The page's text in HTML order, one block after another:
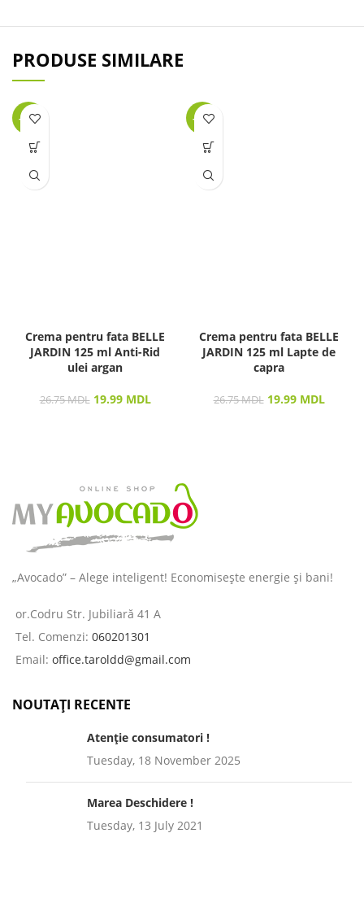
PRODUSE SIMILARE
-25%
Crema pentru fata BELLE
JARDIN 125 ml Anti-Rid
ulei argan
26.75MDL 19.99 MDL
-25%
Crema pentru fata BELLE
JARDIN 125 ml Lapte de
capra
26.75MDL 19.99 MDL
„Avocado” – Alege inteligent! Economisește energie și bani!
or.Codru Str. Jubiliară 41 A
Tel. Comenzi: 060201301
Email: office.taroldd@gmail.com
NOUTAȚI RECENTE
Atenție consumatori !
Tuesday, 18 November 2025
Marea Deschidere !
Tuesday, 13 July 2021